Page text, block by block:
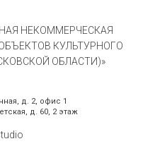
НЕКОММЕРЧЕСКАЯ
КУЛЬТУРНОГО
ОБЛАСТИ)»
д. 2, офис 1
д. 60, 2 этаж